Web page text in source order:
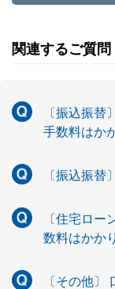
関連するご質問
〔振込振替
手数料はか
〔振込振替
〔住宅ロー
数料はかか
〔その他〕